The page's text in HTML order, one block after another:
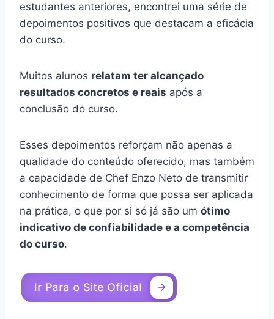
estudantes anteriores, encontrei uma série de
depoimentos positivos que destacam a eficácia
do curso.
Muitos alunos relatam ter alcançado
resultados concretos e reais após a
conclusão do curso.
Esses depoimentos reforçam não apenas a
qualidade do conteúdo oferecido, mas também
a capacidade de Chef Enzo Neto de transmitir
conhecimento de forma que possa ser aplicada
na prática, o que por si só já são um ótimo
indicativo de confiabilidade e a competência
do curso.